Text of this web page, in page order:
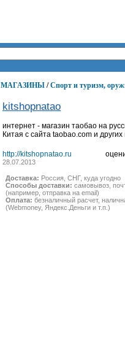
МАГАЗИНЫ /Спорт и туризм,
kitshopnatao
интернет - магазин таобао на
Китая с сайта taobao.com и
http://kitshopnatao.ru
28.07.2013
Доставка: Россия, СНГ, куда угодно
Способы доставки: самовывоз,
(например, отправка на email)
Оплата: безналичный расчет,
(Webmoney, Яндекс.Деньги и т.п.)